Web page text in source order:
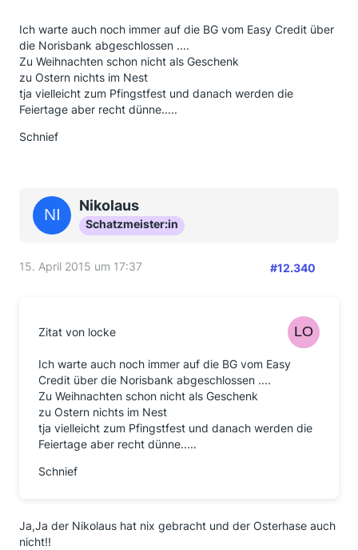
Ich warte auch noch immer auf die BG vom Easy Credit über
die Norisbank abgeschlossen ....
Zu Weihnachten schon nicht als Geschenk
zu Ostern nichts im Nest
tja vielleicht zum Pfingstfest und danach werden die
Feiertage aber recht dünne.....
Schnief
Nikolaus
Schatzmeister:in
15. April 2015 um 17:37 #12.340
Zitat von locke
Ich warte auch noch immer auf die BG vom Easy
Credit über die Norisbank abgeschlossen ....
Zu Weihnachten schon nicht als Geschenk
zu Ostern nichts im Nest
tja vielleicht zum Pfingstfest und danach werden die
Feiertage aber recht dünne.....
Schnief
Ja,Ja der Nikolaus hat nix gebracht und der Osterhase auch
nicht!!